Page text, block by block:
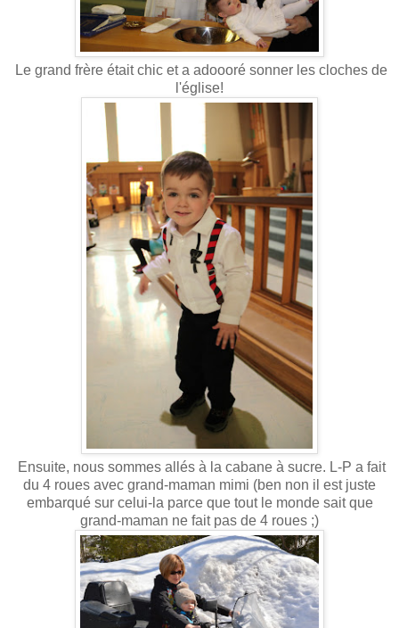
Le grand frère était chic et a adoooré sonner les cloches de
l'église!
Ensuite, nous sommes allés à la cabane à sucre. L-P a fait
du 4 roues avec grand-maman mimi (ben non il est juste
embarqué sur celui-la parce que tout le monde sait que
grand-maman ne fait pas de 4 roues ;)